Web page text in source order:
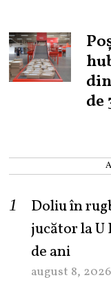
de
Doliu în
jucător la U
de ani
august 8, 2026